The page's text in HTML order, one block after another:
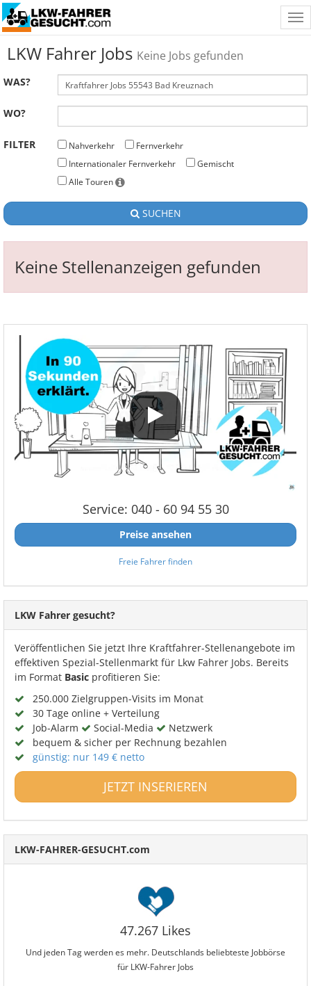
LKW Fahrer Jobs Keine Jobs gefunden
WAS?
WO?
FILTER Nahverkehr
Fernverkehr
Internationaler Fernverkehr
Gemischt
Alle Touren
SUCHEN
Keine Stellenanzeigen gefunden
Service: 040 - 60 94 55 30
Preise ansehen
Freie Fahrer finden
LKW Fahrer gesucht?
Veröffentlichen Sie jetzt Ihre Kraftfahrer-Stellenangebote im
effektiven Spezial-Stellenmarkt für Lkw Fahrer Jobs. Bereits
im Format Basic profitieren Sie:
250.000 Zielgruppen-Visits im Monat
30 Tage online + Verteilung
Job-Alarm
Social-Media
Netzwerk
bequem & sicher per Rechnung bezahlen
günstig: nur 149 € netto
JETZT INSERIEREN
LKW-FAHRER-GESUCHT.com
47.267 Likes
Und jeden Tag werden es mehr. Deutschlands beliebteste Jobbörse
für LKW-Fahrer Jobs